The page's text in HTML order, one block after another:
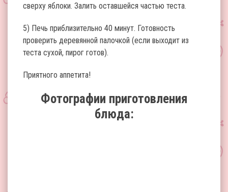
сверху яблоки. Залить оставшейся частью теста.
5) Печь приблизительно 40 минут. Готовность
проверить деревянной палочкой (если выходит из
теста сухой, пирог готов).
Приятного аппетита!
Фотографии приготовления
блюда: